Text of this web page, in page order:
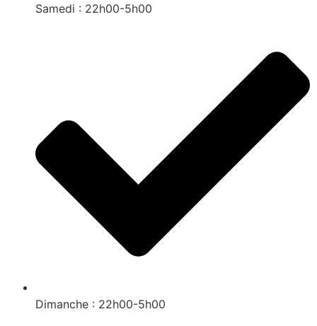
Samedi : 22h00-5h00
Dimanche : 22h00-5h00